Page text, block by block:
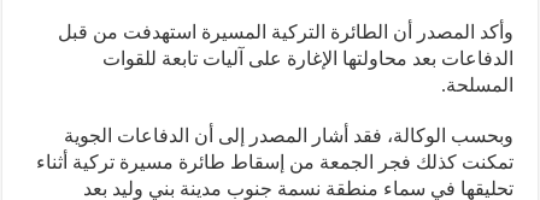
المصدر أن الطائرة التركية المسيرة استهدفت من قبل
بعد محاولتها الإغارة على آليات تابعة للقوات
الوكالة، فقد أشار المصدر إلى أن الدفاعات الجوية
كذلك فجر الجمعة من إسقاط طائرة مسيرة تركية أثناء
في سماء منطقة نسمة جنوب مدينة بني وليد بعد